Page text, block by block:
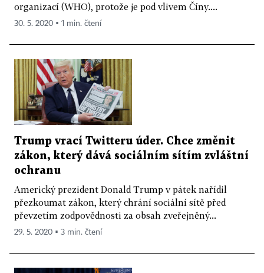
organizací (WHO), protože je pod vlivem Číny....
30. 5. 2020 ▪ 1 min. čtení
Trump vrací Twitteru úder. Chce změnit
zákon, který dává sociálním sítím zvláštní
ochranu
Americký prezident Donald Trump v pátek nařídil
přezkoumat zákon, který chrání sociální sítě před
převzetím zodpovědnosti za obsah zveřejněný...
29. 5. 2020 ▪ 3 min. čtení